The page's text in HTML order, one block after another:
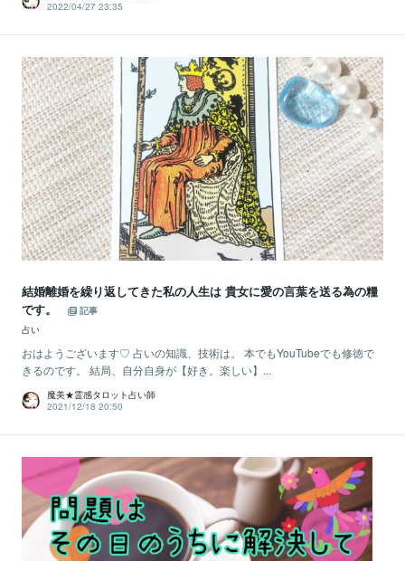
2022/04/27 23:35
結婚離婚を繰り返してきた私の人生は 貴女に愛の言葉を送る為の糧
です。
記事
占い
おはようございます♡ 占いの知識、技術は。 本でもYouTubeでも修徳で
きるのです。 結局、自分自身が【好き。楽しい】...
魔美★霊感タロット占い師
2021/12/18 20:50